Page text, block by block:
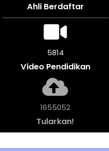
Ahli Berdaftar
6786
Video Pendidikan
1931748
Tularkan!